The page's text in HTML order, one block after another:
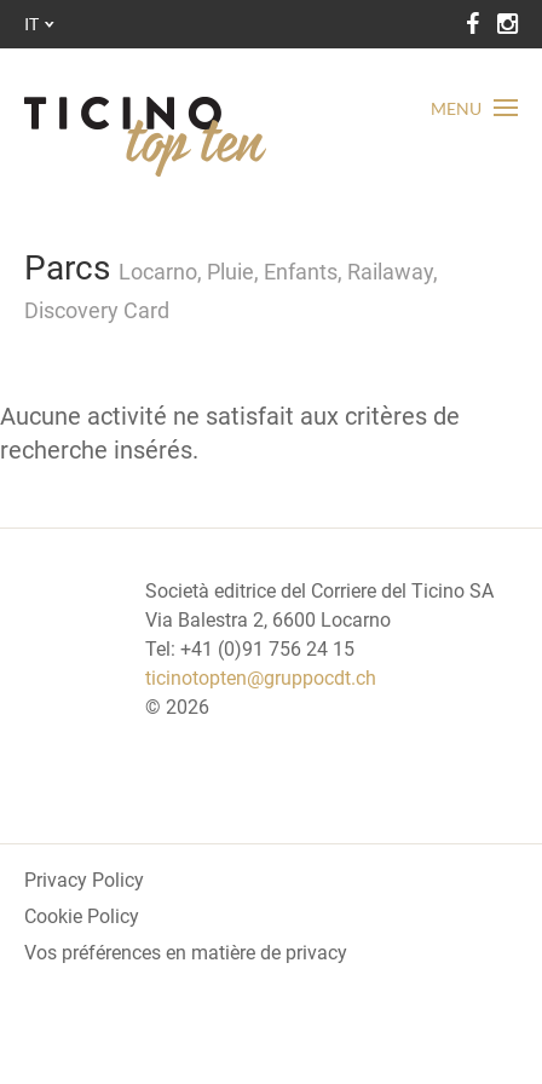
MENU
IT
Parcs Locarno, Pluie, Enfants, Railaway,
Discovery Card
Aucune activité ne satisfait aux critères de
recherche insérés.
Società editrice del Corriere del Ticino SA
Via Balestra 2, 6600 Locarno
Tel: +41 (0)91 756 24 15
ticinotopten@gruppocdt.ch
© 2026
Privacy Policy
Cookie Policy
Vos préférences en matière de privacy